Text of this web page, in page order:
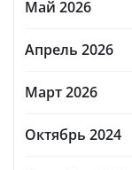
Май 2026
Апрель 2026
Март 2026
Октябрь 2024